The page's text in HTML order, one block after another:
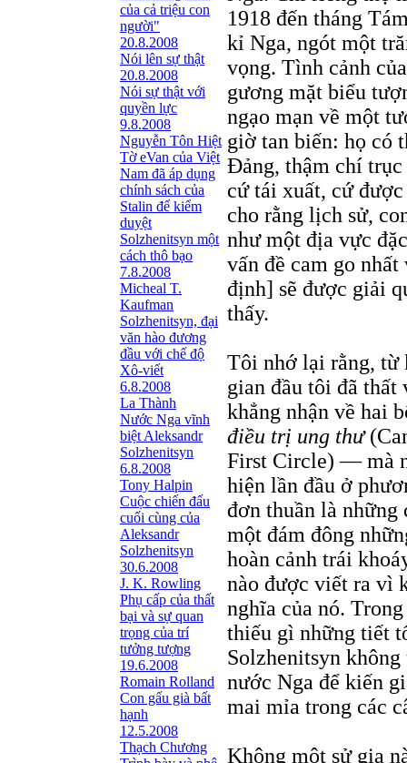
của cả triệu con
người"
20.8.2008
Nói lên sự thật
20.8.2008
Nói sự thật với
quyền lực
9.8.2008
Nguyễn Tôn Hiệt
Tờ eVan của Việt
Nam đã áp dụng
chính sách của
Stalin để kiểm
duyệt
Solzhenitsyn một
cách thô bạo
7.8.2008
Micheal T.
Kaufman
Solzhenitsyn, đại
văn hào đương
đầu với chế độ
Xô-viết
6.8.2008
La Thành
Nước Nga vĩnh
biệt Aleksandr
Solzhenitsyn
6.8.2008
Tony Halpin
Cuộc chiến đấu
cuối cùng của
Aleksandr
Solzhenitsyn
30.6.2008
J. K. Rowling
Phụ cấp của thất
bại và sự quan
trọng của trí
tưởng tượng
19.6.2008
Romain Rolland
Con gấu già bất
hạnh
12.5.2008
Thạch Chương
1918 đến tháng
kỉ Nga, ngót một
vọng. Tình cảnh
gương mặt biểu
ngạo mạn về một
giờ tan biến: họ có
Đảng, thậm chí
cứ tái xuất, cứ
cho rằng lịch sử,
như một địa vực
vấn đề cam go
định] sẽ được giải
thấy.
Tôi nhớ lại rằng, từ
gian đầu tôi đã
khẳng nhận về hai
điều trị ung thư
First Circle) — mà
hiện lần đầu ở
đơn thuần là
một đám đông
hoàn cảnh trái
nào được viết ra vì
nghĩa của nó.
thiếu gì những tiết
Solzhenitsyn
nước Nga để kiến
mai mỉa trong các
Không một sử gia